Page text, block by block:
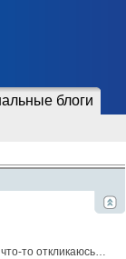
блоги
то откликаюсь…